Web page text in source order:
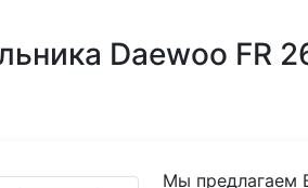
Daewoo FR
Мы предлагаем